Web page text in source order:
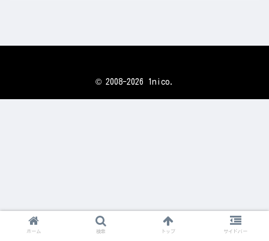
© 2008-2026 1nico.
ホーム 検索 トップ サイドバー